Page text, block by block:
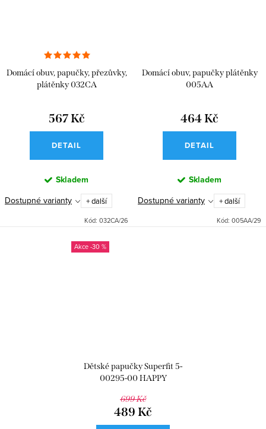
Domácí obuv, papučky, přezůvky,
plátěnky 032CA
567 Kč
DETAIL
Skladem
Dostupné varianty + další
Kód: 032CA/26
Domácí obuv, papučky plátěnky
005AA
464 Kč
DETAIL
Skladem
Dostupné varianty + další
Kód: 005AA/29
-30 %
Dětské papučky Superfit 5-
00295-00 HAPPY
699 Kč
489 Kč